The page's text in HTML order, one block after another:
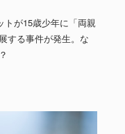
が15歳少年に「両親
する事件が発生。な